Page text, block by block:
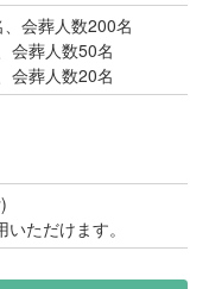
会葬人数200名
会葬人数50名
会葬人数20名
ただけます。